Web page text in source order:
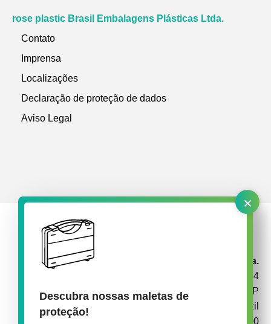
×
Descubra nossas maletas de
proteção!
rose plastic Brasil Embalagens Plásticas Ltda.
Av. Garabed Gananiam 514
CEP 18087-340 Sorocaba SP
Brazil
+55 15 3238 1900
rose plastic Brasil Embalagens Plásticas Ltda.
Contato
Imprensa
Localizações
Declaração de proteção de dados
Aviso Legal